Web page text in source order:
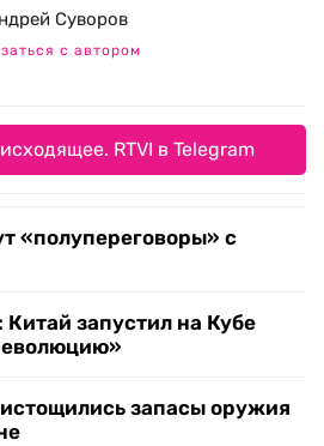
Суворов
с автором
RTVI в Telegram
«полупереговоры» с
запустил на Кубе
истощились запасы оружия